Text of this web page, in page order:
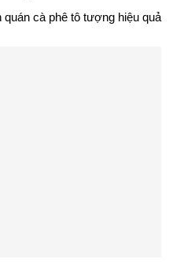
cà phê tô tượng hiệu quả